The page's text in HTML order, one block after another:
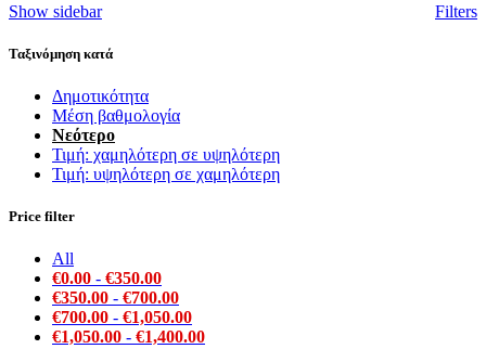
Show sidebar Filters
Ταξινόμηση κατά
Δημοτικότητα
Μέση βαθμολογία
Νεότερο
Τιμή: χαμηλότερη σε υψηλότερη
Τιμή: υψηλότερη σε χαμηλότερη
Price filter
All
€0.00 - €350.00
€350.00 - €700.00
€700.00 - €1,050.00
€1,050.00 - €1,400.00